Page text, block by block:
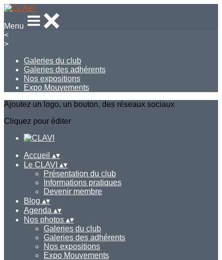
Menu
<
>
Galeries du club
Galeries des adhérents
Nos expositions
Expo Mouvements
Ajoutez un logo, un bouton, des réseaux sociaux
Cliquez pour éditer
Accueil ▴▾
Le CLAVI ▴▾
Présentation du club
Informations pratiques
Devenir membre
Blog ▴▾
Agenda ▴▾
Nos photos ▴▾
Galeries du club
Galeries des adhérents
Nos expositions
Expo Mouvements